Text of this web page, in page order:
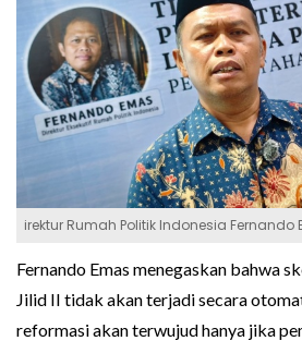
irektur Rumah Politik Indonesia Fernando
Fernando Emas menegaskan bahwa
Jilid II tidak akan terjadi secara
reformasi akan terwujud hanya jika